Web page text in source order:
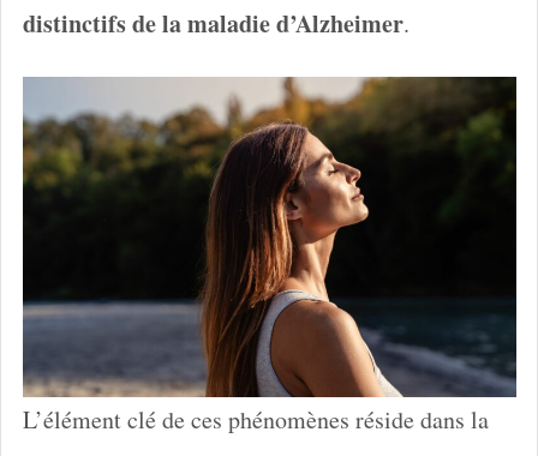
distinctifs de la maladie d’Alzheimer.
L’élément clé de ces phénomènes réside dans la